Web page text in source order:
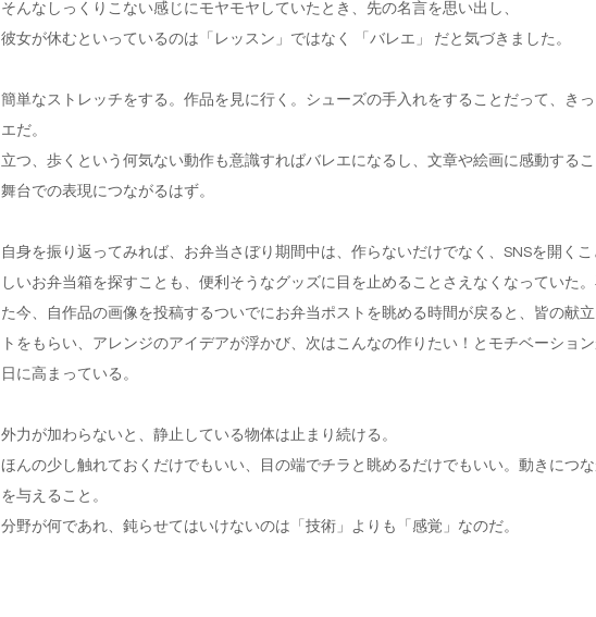
そんなしっくりこない感じにモヤモヤしていたとき、先の名言を思い出し、
彼女が休むといっているのは「レッスン」ではなく 「バレエ」 だと気づきました。
簡単なストレッチをする。作品を見に行く。シューズの手入れをすることだって、きっ
エだ。
立つ、歩くという何気ない動作も意識すればバレエになるし、文章や絵画に感動するこ
舞台での表現につながるはず。
自身を振り返ってみれば、お弁当さぼり期間中は、作らないだけでなく、SNSを開く
しいお弁当箱を探すことも、便利そうなグッズに目を止めることさえなくなっていた
た今、自作品の画像を投稿するついでにお弁当ポストを眺める時間が戻ると、皆の献
トをもらい、アレンジのアイデアが浮かび、次はこんなの作りたい！とモチベーショ
日に高まっている。
外力が加わらないと、静止している物体は止まり続ける。
ほんの少し触れておくだけでもいい、目の端でチラと眺めるだけでもいい。動きにつな
を与えること。
分野が何であれ、鈍らせてはいけないのは「技術」よりも「感覚」なのだ。